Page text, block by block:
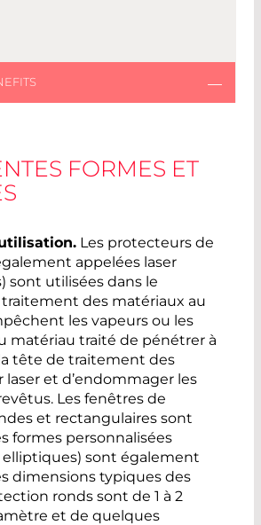
FORMES ET
Les protecteurs de
appelées laser
sont utilisées dans le
traitement des matériaux au
les vapeurs ou les
matériau traité de pénétrer à
tête de traitement des
laser et d’endommager les
Les fenêtres de
et rectangulaires sont
formes personnalisées
elliptiques) sont également
dimensions typiques des
ronds sont de 1 à 2
et de quelques